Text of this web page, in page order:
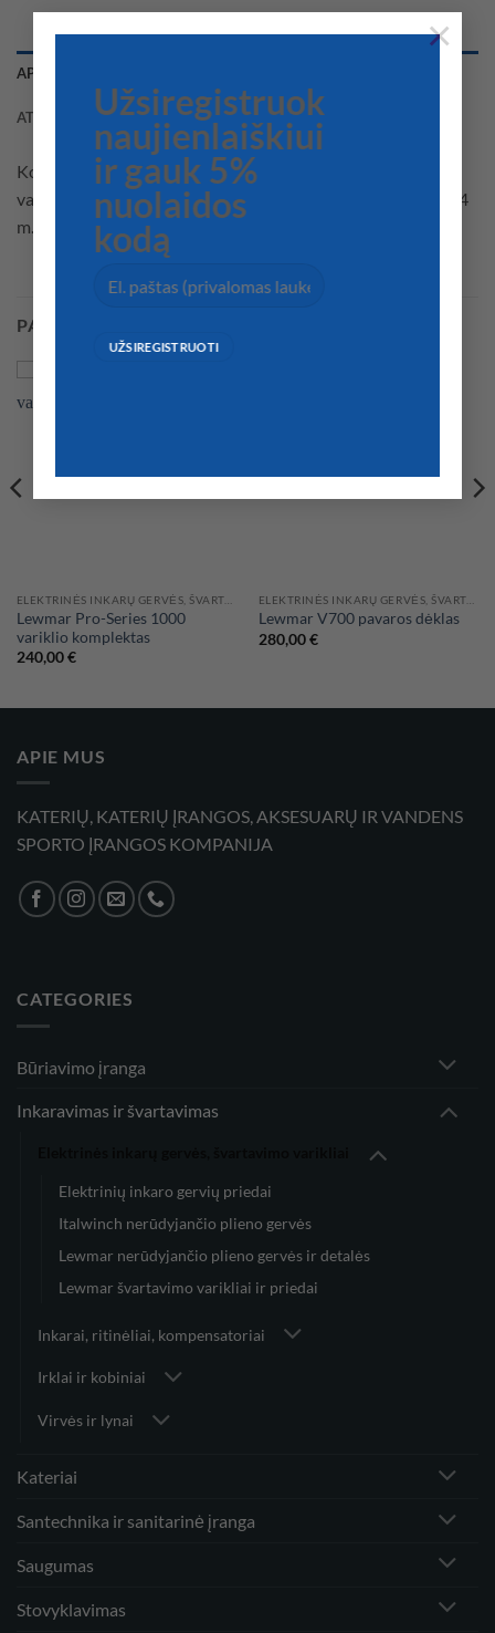
Užsiregistruok
naujienlaiškiui
ir gauk 5%
nuolaidos
kodą
×
APRAŠYMAS
ATSILIEPIMAI (0)
Korpusas pagamintas iš AISI316 nerūdijančio plieno, IP67
vandeniui atsparus variklis. Rekomenduojama laivams iki 14
m.
PANAŠŪS PRODUKTAI
ELEKTRINĖS INKARŲ GERVĖS, ŠVARTAVIMO VARIKLIAI
Lewmar Pro-Series 1000
variklio komplektas
240,00€
ELEKTRINĖS INKARŲ GERVĖS, ŠVARTAVIMO VARIKLIAI
Lewmar V700 pavaros dėklas
280,00€
APIE MUS
KATERIŲ, KATERIŲ ĮRANGOS, AKSESUARŲ IR VANDENS
SPORTO ĮRANGOS KOMPANIJA
CATEGORIES
Būriavimo įranga
Inkaravimas ir švartavimas
Elektrinių inkaro gervių priedai
Italwinch nerūdyjančio plieno gervės
Lewmar nerūdyjančio plieno gervės ir detalės
Lewmar švartavimo varikliai ir priedai
Inkarai, ritinėliai, kompensatoriai
Irklai ir kobiniai
Virvės ir lynai
Kateriai
Santechnika ir sanitarinė įranga
Saugumas
Stovyklavimas